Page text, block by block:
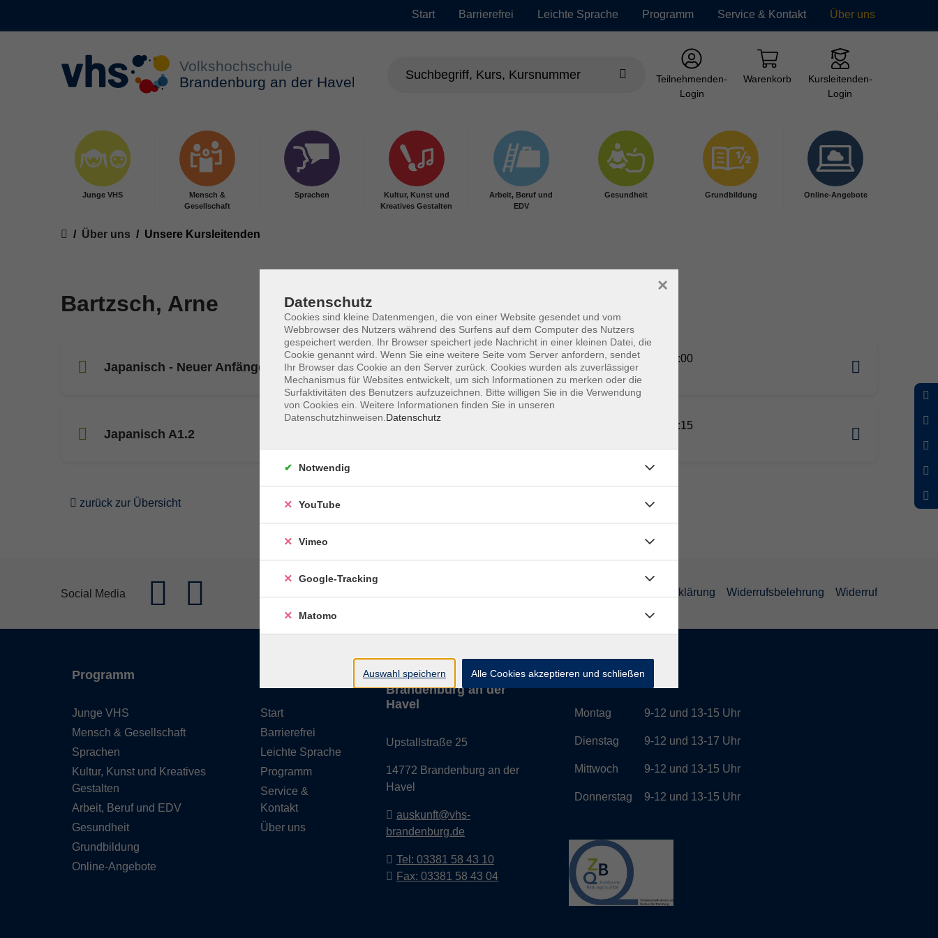
Start Barrierefrei Leichte Sprache Programm Service & Kontakt Über uns
Teilnehmenden-
Login
Warenkorb
Kursleitenden-
Login
Junge VHS
Mensch &
Gesellschaft
Sprachen
Kultur, Kunst und
Kreatives Gestalten
Arbeit, Beruf und
EDV
Gesundheit Grundbildung Online-Angebote
Sie sind hier:
Über uns Unsere Kursleitenden
Bartzsch, Arne
Japanisch - Neuer Anfängerkurs
Mi. 16.09.2026 16:00
Nicolaischule
Japanisch A1.2
Mi. 16.09.2026 18:15
zurück zur Übersicht
Social Media Datenschutzerklärung Widerrufsbelehrung Widerruf
Programm
Junge VHS
Mensch & Gesellschaft
Sprachen
Kultur, Kunst und Kreatives
Gestalten
Arbeit, Beruf und EDV
Gesundheit
Grundbildung
Online-Angebote
Start
Barrierefrei
Leichte Sprache
Programm
Service &
Kontakt
Über uns
Volkshochschule
Brandenburg an der
Havel
Upstallstraße 25
14772 Brandenburg an der
Havel
auskunft@vhs-
brandenburg.de
Tel: 03381 58 43 10
Fax: 03381 58 43 04
Geschäftszeiten
Montag
Dienstag
Mittwoch
Donnerstag
9-12 und 13-15 Uhr
9-12 und 13-17 Uhr
9-12 und 13-15 Uhr
9-12 und 13-15 Uhr
Datenschutz
Cookies sind kleine Datenmengen, die von einer Website gesendet und vom
Webbrowser des Nutzers während des Surfens auf dem Computer des Nutzers
gespeichert werden. Ihr Browser speichert jede Nachricht in einer kleinen Datei, die
Cookie genannt wird. Wenn Sie eine weitere Seite vom Server anfordern, sendet
Ihr Browser das Cookie an den Server zurück. Cookies wurden als zuverlässiger
Mechanismus für Websites entwickelt, um sich Informationen zu merken oder die
Surfaktivitäten des Benutzers aufzuzeichnen. Bitte willigen Sie in die Verwendung
von Cookies ein. Weitere Informationen finden Sie in unseren
Datenschutzhinweisen. Datenschutz
×
Notwendig
YouTube
Vimeo
Google-Tracking
Matomo
Auswahl speichern Alle Cookies akzeptieren und schließen